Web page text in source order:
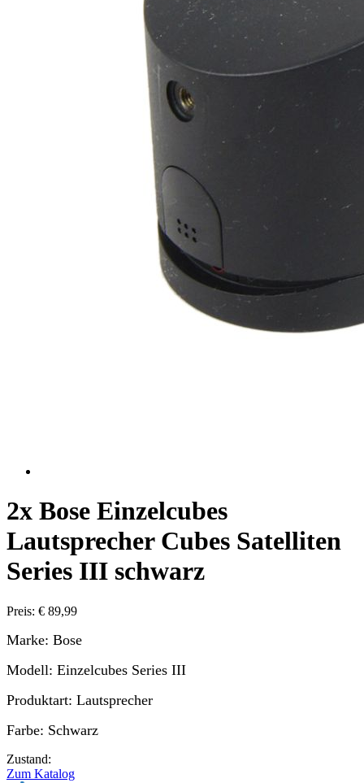
2x Bose Einzelcubes
Lautsprecher Cubes Satelliten
Series III schwarz
Preis: € 89,99
Marke: Bose
Modell: Einzelcubes Series III
Produktart: Lautsprecher
Farbe: Schwarz
Zustand:
Zum Katalog